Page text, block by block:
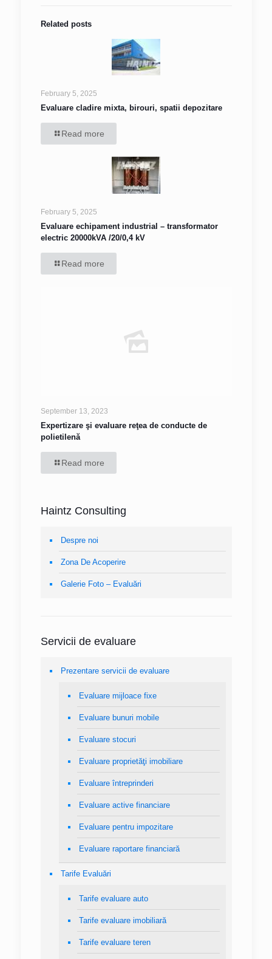
Related posts
February 5, 2025
Evaluare cladire mixta, birouri, spatii depozitare
Read more
February 5, 2025
Evaluare echipament industrial – transformator
electric 20000kVA /20/0,4 kV
Read more
September 13, 2023
Expertizare şi evaluare reţea de conducte de
polietilenă
Read more
Haintz Consulting
Despre noi
Zona De Acoperire
Galerie Foto – Evaluări
Servicii de evaluare
Prezentare servicii de evaluare
Evaluare mijloace fixe
Evaluare bunuri mobile
Evaluare stocuri
Evaluare proprietăţi imobiliare
Evaluare întreprinderi
Evaluare active financiare
Evaluare pentru impozitare
Evaluare raportare financiară
Tarife Evaluări
Tarife evaluare auto
Tarife evaluare imobiliară
Tarife evaluare teren